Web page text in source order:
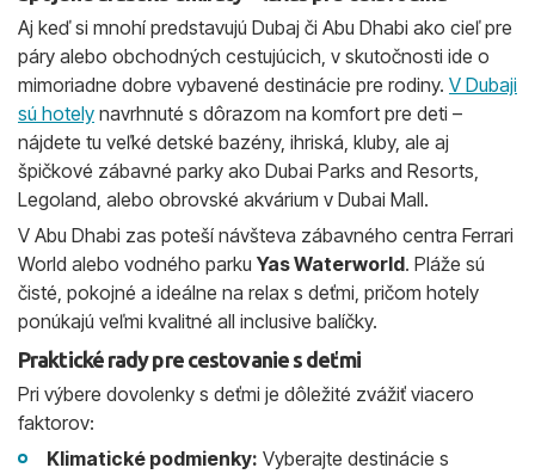
Aj keď si mnohí predstavujú Dubaj či Abu Dhabi ako cieľ pre
páry alebo obchodných cestujúcich, v skutočnosti ide o
mimoriadne dobre vybavené destinácie pre rodiny. V Dubaji
sú hotely navrhnuté s dôrazom na komfort pre deti –
nájdete tu veľké detské bazény, ihriská, kluby, ale aj
špičkové zábavné parky ako Dubai Parks and Resorts,
Legoland, alebo obrovské akvárium v Dubai Mall.
V Abu Dhabi zas poteší návšteva zábavného centra Ferrari
World alebo vodného parku Yas Waterworld. Pláže sú
čisté, pokojné a ideálne na relax s deťmi, pričom hotely
ponúkajú veľmi kvalitné all inclusive balíčky.
Praktické rady pre cestovanie s deťmi
Pri výbere dovolenky s deťmi je dôležité zvážiť viacero
faktorov:
Klimatické podmienky: Vyberajte destinácie s